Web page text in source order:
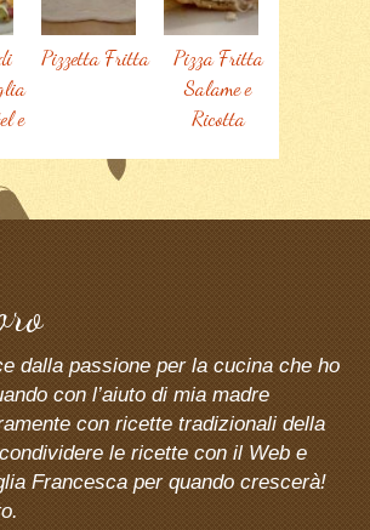
Pizza Fritta
Salame e
Ricotta
Pizzetta Fritta
e
dalla passione per la cucina che ho
con l’aiuto di mia madre
con ricette tradizionali della
le ricette con il Web e
Francesca per quando crescerà!